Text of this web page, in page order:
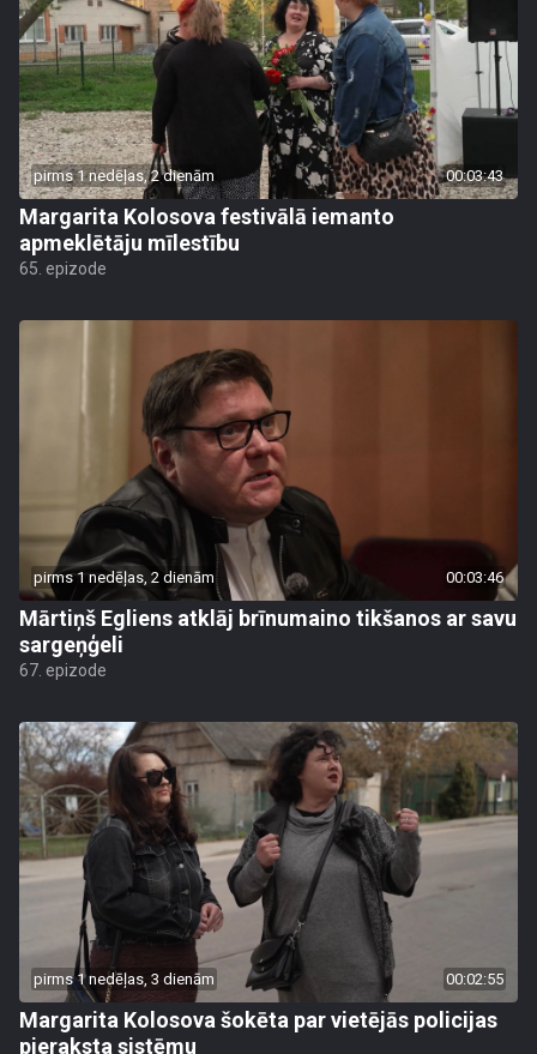
pirms 1 nedēļas, 2 dienām 00:03:43
Margarita Kolosova festivālā iemanto
apmeklētāju mīlestību
65. epizode
pirms 1 nedēļas, 2 dienām 00:03:46
Mārtiņš Egliens atklāj brīnumaino tikšanos ar savu
sargeņģeli
67. epizode
pirms 1 nedēļas, 3 dienām 00:02:55
Margarita Kolosova šokēta par vietējās policijas
pieraksta sistēmu